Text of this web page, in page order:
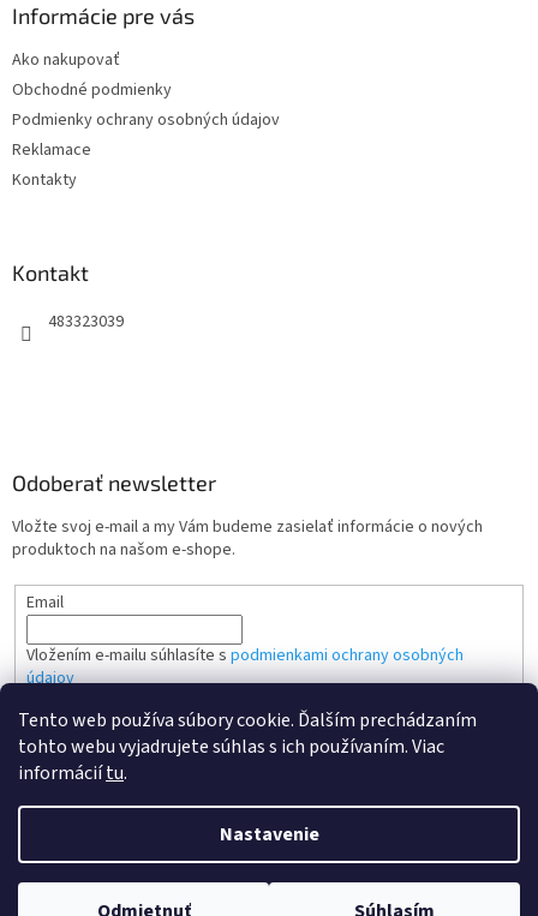
Tento web používa súbory cookie. Ďalším prechádzaním
tohto webu vyjadrujete súhlas s ich používaním. Viac
informáciítu.
Nastavenie
Informácie pre vás
Ako nakupovať
Obchodné podmienky
Podmienky ochrany osobných údajov
Reklamace
Kontakty
Kontakt
483323039
Odoberať newsletter
Vložte svoj e-mail a my Vám budeme zasielať informácie o nových
produktoch na našom e-shope.
Email
Vložením e-mailu súhlasíte s podmienkami ochrany osobných
údajov
PRIHLÁSIŤ SA
Vytvoril Shoptet